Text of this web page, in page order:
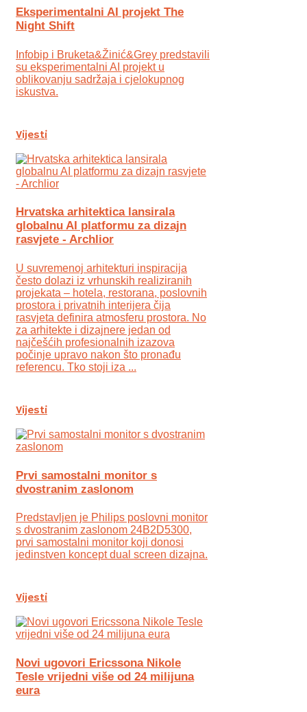
Eksperimentalni AI projekt The
Night Shift
Infobip i Bruketa&Žinić&Grey predstavili
su eksperimentalni AI projekt u
oblikovanju sadržaja i cjelokupnog
iskustva.
Vijesti
Hrvatska arhitektica lansirala
globalnu AI platformu za dizajn
rasvjete - Archlior
U suvremenoj arhitekturi inspiracija
često dolazi iz vrhunskih realiziranih
projekata – hotela, restorana, poslovnih
prostora i privatnih interijera čija
rasvjeta definira atmosferu prostora. No
za arhitekte i dizajnere jedan od
najčešćih profesionalnih izazova
počinje upravo nakon što pronađu
referencu. Tko stoji iza ...
Vijesti
Prvi samostalni monitor s
dvostranim zaslonom
Predstavljen je Philips poslovni monitor
s dvostranim zaslonom 24B2D5300,
prvi samostalni monitor koji donosi
jedinstven koncept dual screen dizajna.
Vijesti
Novi ugovori Ericssona Nikole
Tesle vrijedni više od 24 milijuna
eura